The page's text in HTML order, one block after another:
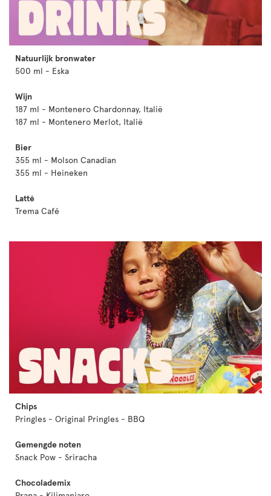
Natuurlijk bronwater
500 ml - Eska
Wijn
187 ml - Montenero Chardonnay, Italië
187 ml - Montenero Merlot, Italië
Bier
355 ml - Molson Canadian
355 ml - Heineken
Latté
Trema Café
Chips
Pringles - Original Pringles - BBQ
Gemengde noten
Snack Pow - Sriracha
Chocolademix